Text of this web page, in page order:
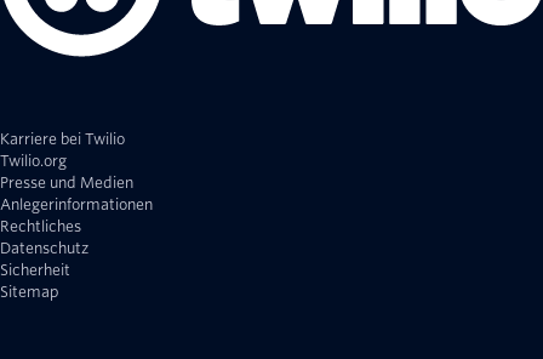
Karriere bei Twilio
Twilio.org
Presse und Medien
Anlegerinformationen
Rechtliches
Datenschutz
Sicherheit
Sitemap